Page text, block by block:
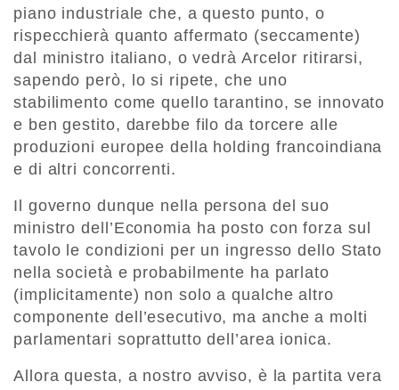
piano industriale che, a questo punto, o
rispecchierà quanto affermato (seccamente)
dal ministro italiano, o vedrà Arcelor ritirarsi,
sapendo però, lo si ripete, che uno
stabilimento come quello tarantino, se innovato
e ben gestito, darebbe filo da torcere alle
produzioni europee della holding francoindiana
e di altri concorrenti.
Il governo dunque nella persona del suo
ministro dell’Economia ha posto con forza sul
tavolo le condizioni per un ingresso dello Stato
nella società e probabilmente ha parlato
(implicitamente) non solo a qualche altro
componente dell’esecutivo, ma anche a molti
parlamentari soprattutto dell’area ionica.
Allora questa, a nostro avviso, è la partita vera